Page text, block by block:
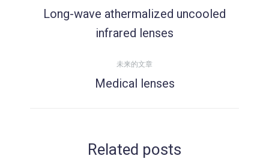
章
史
章：
Long-wave athermalized uncooled
infrared lenses
未来的文章
未
章：
Medical lenses
Related posts